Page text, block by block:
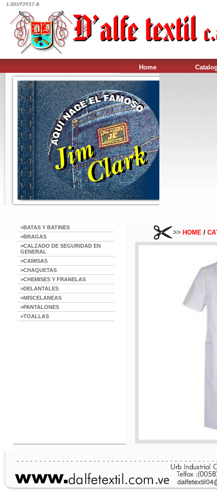
Home
>BATAS Y BATINES
>BRAGAS
>CALZADO DE SEGURIDAD EN
GENERAL
>CAMISAS
>CHAQUETAS
>CHEMISES Y FRANELAS
>DELANTALES
>MISCELANEAS
>PANTALONES
>TOALLAS
>> HOME /